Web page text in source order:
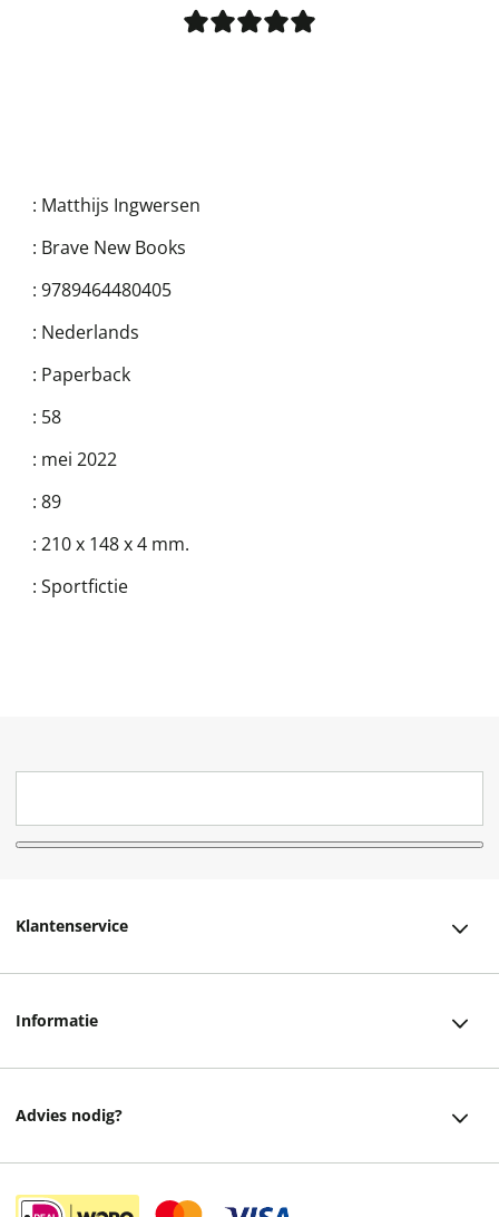
: Matthijs Ingwersen
: Brave New Books
: 9789464480405
: Nederlands
: Paperback
: 58
: mei 2022
: 89
: 210 x 148 x 4 mm.
: Sportfictie
Klantenservice
Retourneren
Informatie
Advies nodig?